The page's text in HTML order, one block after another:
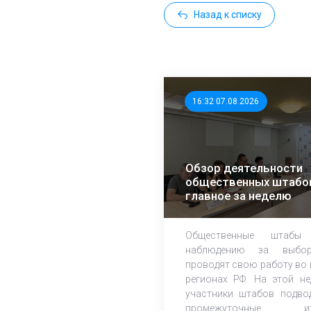
Назад к списку
16:32 07.08.2026
Обзор деятельности
общественных
главное за неделю
Общественные
наблюдению за
проводят свою работу во
регионах РФ. На этой
участники штабов
промежуточные